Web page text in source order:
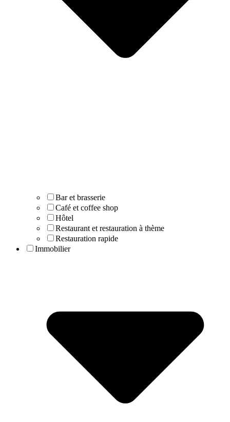
Bar et brasserie
Café et coffee shop
Hôtel
Restaurant et restauration à thème
Restauration rapide
Immobilier